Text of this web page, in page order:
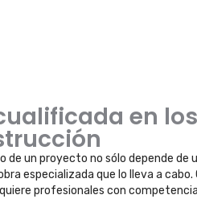
en
un proyecto no sólo depende de
especializada que lo lleva a
profesionales con